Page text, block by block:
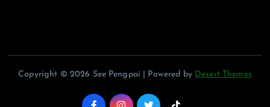
Copyright © 2026 See Pengpai | Powered by Desert Themes